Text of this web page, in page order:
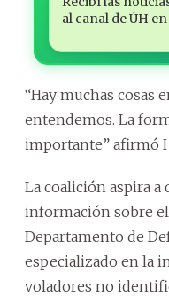
al canal de ÚH
“Hay muchas cosas
entendemos. La
importante” afirmó
La coalición aspira
información sobre el
Departamento de
especializado en la
voladores no